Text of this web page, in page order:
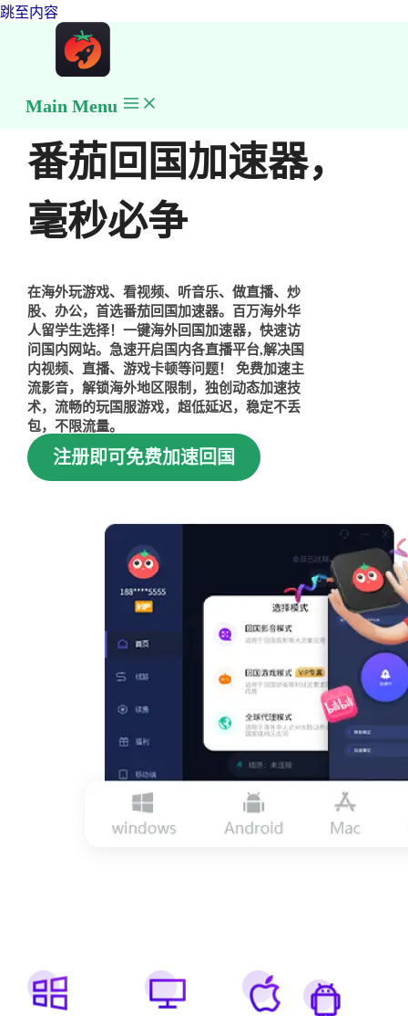
跳至内容
Main Menu
番茄回国加速器，
毫秒必争
在海外玩游戏、看视频、听音乐、做直播、炒
股、办公，首选番茄回国加速器。百万海外华
人留学生选择！一键海外回国加速器，快速访
问国内网站。急速开启国内各直播平台,解决国
内视频、直播、游戏卡顿等问题！ 免费加速主
流影音，解锁海外地区限制，独创动态加速技
术，流畅的玩国服游戏，超低延迟，稳定不丢
包，不限流量。
注册即可免费加速回国